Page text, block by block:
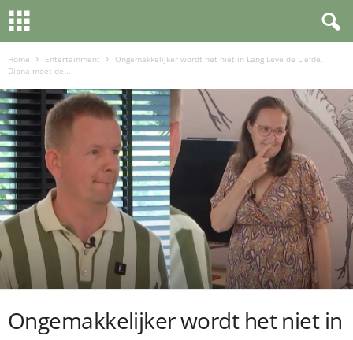
Home Entertainment
Ongemakkelijker wordt het niet in Lang Leve de Liefde,
Diona moet de...
Ongemakkelijker wordt het niet in